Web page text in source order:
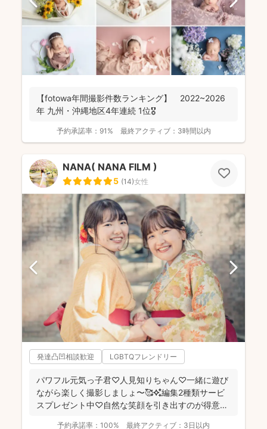
【fotowa年間撮影件数ランキング】 2022~2026
年 九州・沖縄地区4年連続 1位🎖️
予約承諾率： 91% 最終アクティブ： 3時間以内
NANA( NANA FILM )
5 (14)女性
発達凸凹相談歓迎 LGBTQフレンドリー
パワフル元気っ子君♡人見知りちゃん♡一緒に遊び
ながら楽しく撮影しましょ〜🥰✨編集2種類サービ
スプレゼント中♡自然な笑顔を引き出すのが得意な
予約承諾率： 100% 最終アクティブ： 3日以内